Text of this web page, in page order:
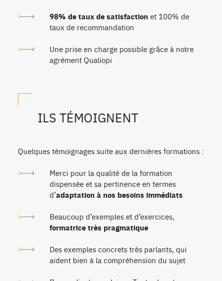
98% de taux de satisfaction et 100% de
taux de recommandation
Une prise en charge possible grâce à notre
agrément Qualiopi
ILS TÉMOIGNENT
Quelques témoignages suite aux dernières formations :
Merci pour la qualité de la formation
dispensée et sa pertinence en termes
d’adaptation à nos besoins immédiats
Beaucoup d’exemples et d’exercices,
formatrice très pragmatique
Des exemples concrets très parlants, qui
aident bien à la compréhension du sujet